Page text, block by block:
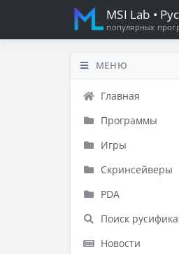
MSI Lab •
популярных
МЕНЮ
Главная
Программы
Игры
Скринсейверы
PDA
Поиск
Новости